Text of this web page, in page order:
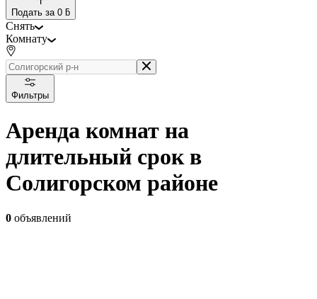
Подать за 0 ƃ
Снять
Комнату
Фильтры
Аренда комнат на
длительный срок в
Солигорском районе
0 объявлений